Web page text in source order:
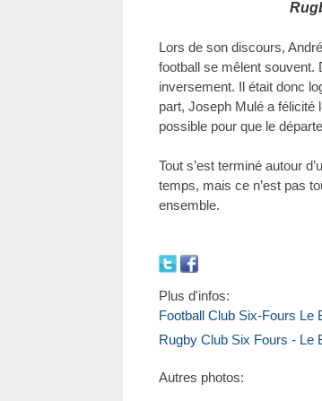
Lors de son discours,
football se mêlent souvent.
inversement. Il était donc
part, Joseph Mulé a félicité
possible pour que le
Tout s’est terminé autour
temps, mais ce n’est pas
ensemble.
Plus d'infos:
Football Club Six-Fours Le
Rugby Club Six Fours - Le
Autres photos: